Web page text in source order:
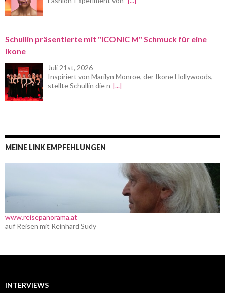
Schullin präsentierte mit "ICONIC M" Schmuck für eine
Ikone
Juli 21st, 2026
Inspiriert von Marilyn Monroe, der Ikone Hollywoods,
stellte Schullin die n [...]
MEINE LINK EMPFEHLUNGEN
www.reisepanorama.at
auf Reisen mit Reinhard Sudy
INTERVIEWS